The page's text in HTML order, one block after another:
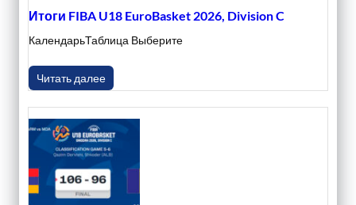
Итоги FIBA U18 EuroBasket 2026, Division C
КалендарьТаблица Выберите
Читать далее